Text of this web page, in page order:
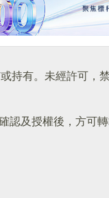
持有。未經許可，禁
認及授權後，方可轉